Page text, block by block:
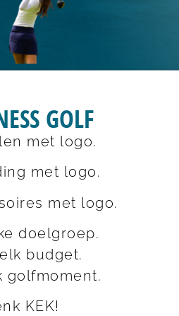
GOLF
met logo.
met logo.
met logo.
doelgroep.
budget.
golfmoment.
KEK!